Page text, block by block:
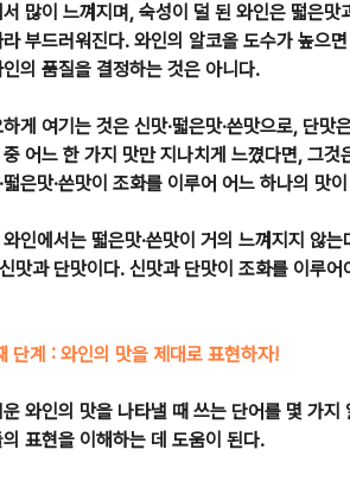
많이 느껴지며, 숙성이 덜 된 와인은 떫은맛
부드러워진다. 와인의 알코올 도수가 높으
의 품질을 결정하는 것은 아니다.
게 여기는 것은 신맛·떫은맛·쓴맛으로, 단맛
어느 한 가지 맛만 지나치게 느꼈다면, 그것
은맛·쓴맛이 조화를 이루어 어느 하나의 맛
인에서는 떫은맛·쓴맛이 거의 느껴지지 않
맛과 단맛이다. 신맛과 단맛이 조화를 이루
단계 : 와인의 맛을 제대로 표현하자!
와인의 맛을 나타낼 때 쓰는 단어를 몇 가지
표현을 이해하는 데 도움이 된다.